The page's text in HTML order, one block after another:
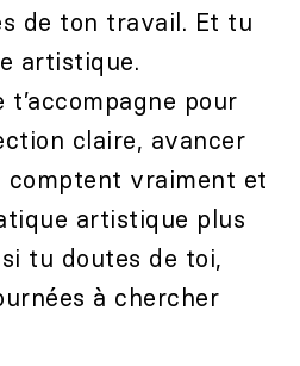
de ton travail. Et tu
artistique.
t’accompagne pour
claire, avancer
comptent vraiment et
artistique plus
tu doutes de toi,
à chercher